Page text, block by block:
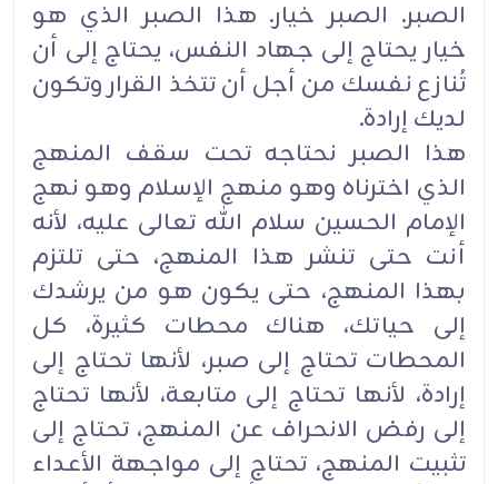
الصبر. الصبر خيار. هذا الصبر الذي هو
خيار يحتاج إلى جهاد النفس، يحتاج إلى أن
تُنازع نفسك من أجل أن تتخذ القرار وتكون
لديك إرادة.
هذا الصبر نحتاجه تحت سقف المنهج
الذي اخترناه وهو منهج الإسلام وهو نهج
الإمام الحسين سلام الله تعالى عليه، لأنه
أنت حتى تنشر هذا المنهج، حتى تلتزم
بهذا المنهج، حتى يكون هو من يرشدك
إلى حياتك، هناك محطات كثيرة، كل
المحطات تحتاج إلى صبر، لأنها تحتاج إلى
إرادة، لأنها تحتاج إلى متابعة، لأنها تحتاج
إلى رفض الانحراف عن المنهج، تحتاج إلى
تثبيت المنهج، تحتاج إلى مواجهة الأعداء